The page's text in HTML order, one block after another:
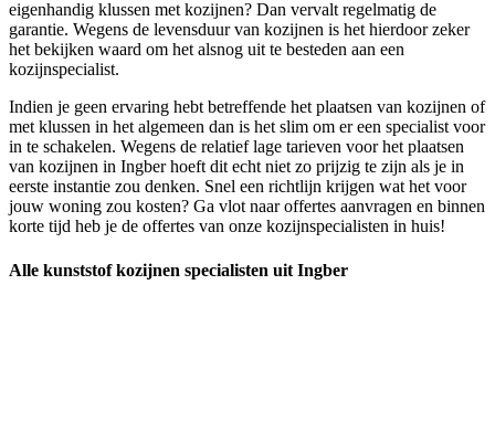
eigenhandig klussen met kozijnen? Dan vervalt regelmatig de
garantie. Wegens de levensduur van kozijnen is het hierdoor zeker
het bekijken waard om het alsnog uit te besteden aan een
kozijnspecialist.
Indien je geen ervaring hebt betreffende het plaatsen van kozijnen of
met klussen in het algemeen dan is het slim om er een specialist voor
in te schakelen. Wegens de relatief lage tarieven voor het plaatsen
van kozijnen in Ingber hoeft dit echt niet zo prijzig te zijn als je in
eerste instantie zou denken. Snel een richtlijn krijgen wat het voor
jouw woning zou kosten? Ga vlot naar offertes aanvragen en binnen
korte tijd heb je de offertes van onze kozijnspecialisten in huis!
Alle kunststof kozijnen specialisten uit Ingber